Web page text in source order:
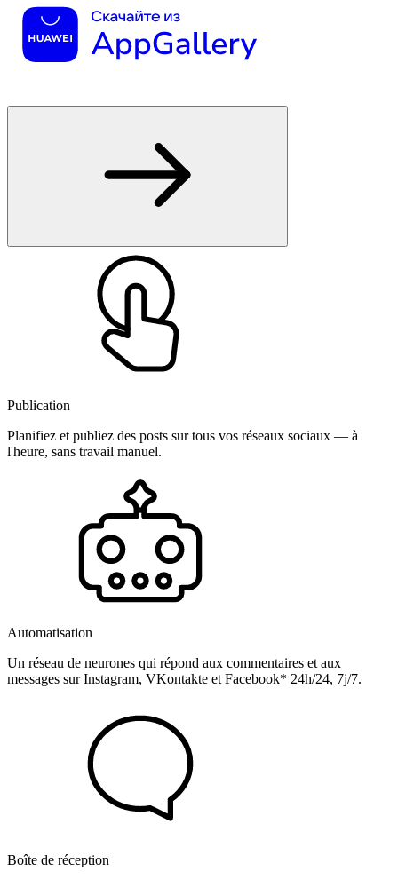
Publication
Planifiez et publiez des posts sur tous vos réseaux sociaux — à
l'heure, sans travail manuel.
Automatisation
Un réseau de neurones qui répond aux commentaires et aux
messages sur Instagram, VKontakte et Facebook* 24h/24, 7j/7.
Boîte de réception